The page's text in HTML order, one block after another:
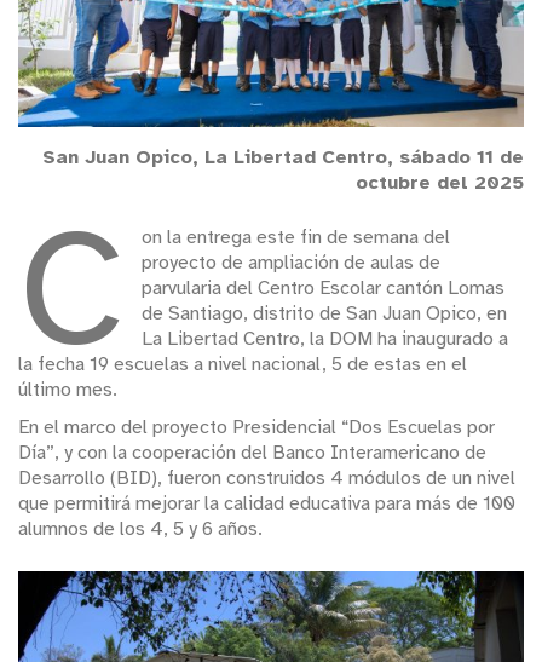
San Juan Opico, La Libertad Centro, sábado 11 de
octubre del 2025
C
on la entrega este fin de semana del
proyecto de ampliación de aulas de
parvularia del Centro Escolar cantón Lomas
de Santiago, distrito de San Juan Opico, en
La Libertad Centro, la DOM ha inaugurado a
la fecha 19 escuelas a nivel nacional, 5 de estas en el
último mes.
En el marco del proyecto Presidencial “Dos Escuelas por
Día”, y con la cooperación del Banco Interamericano de
Desarrollo (BID), fueron construidos 4 módulos de un nivel
que permitirá mejorar la calidad educativa para más de 100
alumnos de los 4, 5 y 6 años.